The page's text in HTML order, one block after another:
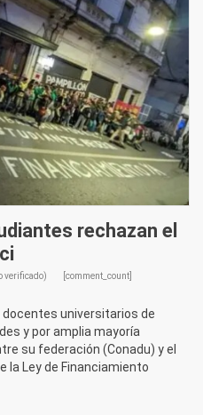
rechazan el
verificado) [comment_count]
docentes universitarios de
y por amplia mayoría
su federación (Conadu) y el
la Ley de Financiamiento